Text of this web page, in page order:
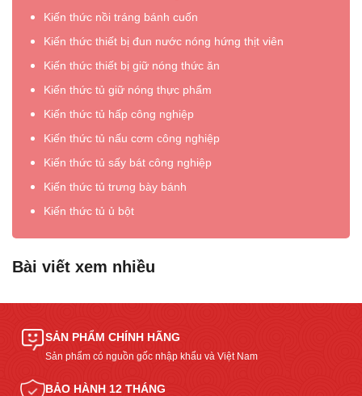
Kiến thức nồi tráng bánh cuốn
Kiến thức thiết bị đun nước nóng hứng thịt viên
Kiến thức thiết bị giữ nóng thức ăn
Kiến thức tủ giữ nóng thực phẩm
Kiến thức tủ hấp công nghiệp
Kiến thức tủ nấu cơm công nghiệp
Kiến thức tủ sấy bát công nghiệp
Kiến thức tủ trưng bày bánh
Kiến thức tủ ủ bột
Bài viết xem nhiều
SẢN PHẨM CHÍNH HÃNG
Sản phẩm có nguồn gốc nhập khẩu và Việt Nam
BẢO HÀNH 12 THÁNG